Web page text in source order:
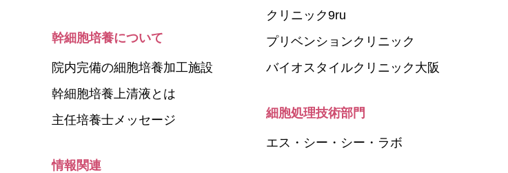
幹細胞培養について
院内完備の細胞培養加工施設
幹細胞培養上清液とは
主任培養士メッセージ
情報関連
クリニック9ru
プリベンションクリニック
バイオスタイルクリニック大阪
細胞処理技術部門
エス・シー・シー・ラボ